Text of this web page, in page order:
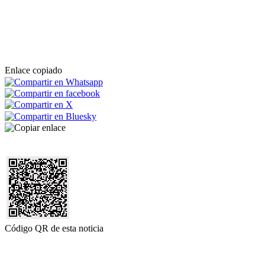
Enlace copiado
Código QR de esta noticia